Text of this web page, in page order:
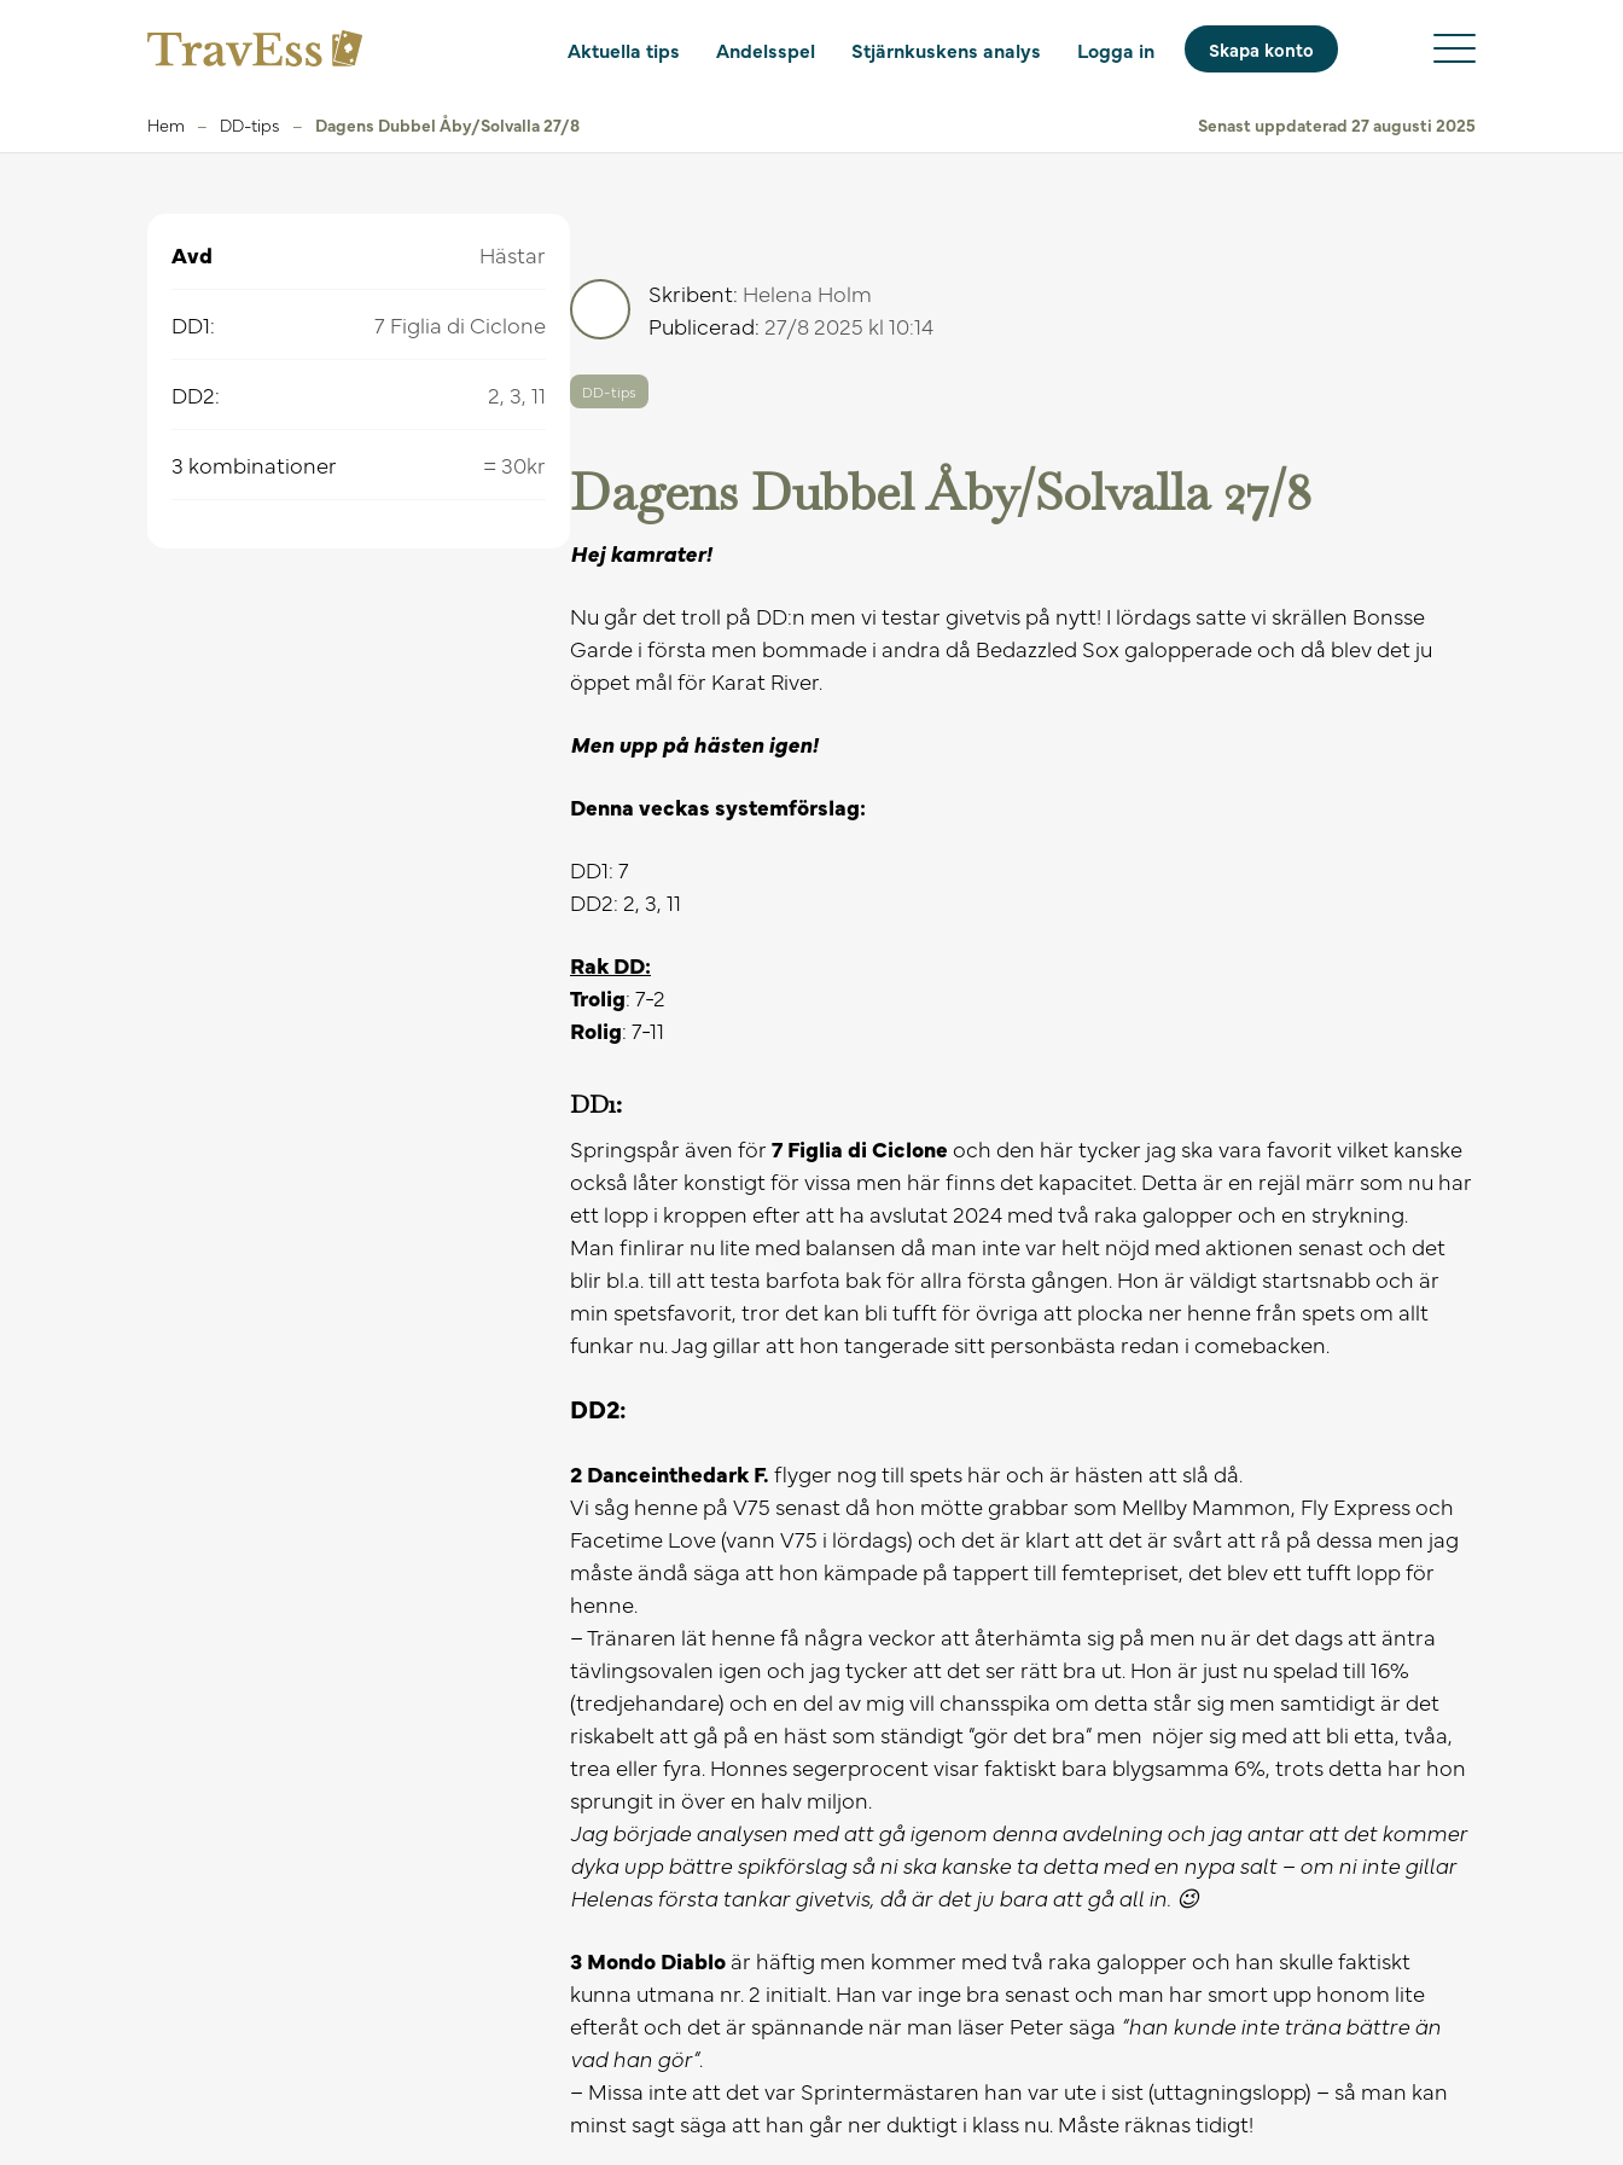
Aktuella tips Andelsspel Stjärnkuskens analys Logga in Skapa konto
Hem – DD-tips – Dagens Dubbel Åby/Solvalla 27/8 Senast uppdaterad 27 augusti 2025
Avd Hästar
DD1: 7 Figlia di Ciclone
DD2: 2, 3, 11
3 kombinationer = 30kr
Skribent: Helena Holm
Publicerad: 27/8 2025 kl 10:14
DD-tips
Dagens Dubbel Åby/Solvalla 27/8
Hej kamrater!
Nu går det troll på DD:n men vi testar givetvis på nytt! I lördags satte vi skrällen Bonsse
Garde i första men bommade i andra då Bedazzled Sox galopperade och då blev det ju
öppet mål för Karat River.
Men upp på hästen igen!
Denna veckas systemförslag:
DD1: 7
DD2: 2, 3, 11
Rak DD:
Trolig: 7-2
Rolig: 7-11
DD1:
Springspår även för 7 Figlia di Ciclone och den här tycker jag ska vara favorit vilket kanske
också låter konstigt för vissa men här finns det kapacitet. Detta är en rejäl märr som nu har
ett lopp i kroppen efter att ha avslutat 2024 med två raka galopper och en strykning.
Man finlirar nu lite med balansen då man inte var helt nöjd med aktionen senast och det
blir bl.a. till att testa barfota bak för allra första gången. Hon är väldigt startsnabb och är
min spetsfavorit, tror det kan bli tufft för övriga att plocka ner henne från spets om allt
funkar nu. Jag gillar att hon tangerade sitt personbästa redan i comebacken.
DD2:
2 Danceinthedark F. flyger nog till spets här och är hästen att slå då.
Vi såg henne på V75 senast då hon mötte grabbar som Mellby Mammon, Fly Express och
Facetime Love (vann V75 i lördags) och det är klart att det är svårt att rå på dessa men jag
måste ändå säga att hon kämpade på tappert till femtepriset, det blev ett tufft lopp för
henne.
– Tränaren lät henne få några veckor att återhämta sig på men nu är det dags att äntra
tävlingsovalen igen och jag tycker att det ser rätt bra ut. Hon är just nu spelad till 16%
(tredjehandare) och en del av mig vill chansspika om detta står sig men samtidigt är det
riskabelt att gå på en häst som ständigt ”gör det bra” men nöjer sig med att bli etta, tvåa,
trea eller fyra. Honnes segerprocent visar faktiskt bara blygsamma 6%, trots detta har hon
sprungit in över en halv miljon.
Jag började analysen med att gå igenom denna avdelning och jag antar att det kommer
dyka upp bättre spikförslag så ni ska kanske ta detta med en nypa salt – om ni inte gillar
Helenas första tankar givetvis, då är det ju bara att gå all in. 😉
3 Mondo Diablo är häftig men kommer med två raka galopper och han skulle faktiskt
kunna utmana nr. 2 initialt. Han var inge bra senast och man har smort upp honom lite
efteråt och det är spännande när man läser Peter säga ”han kunde inte träna bättre än
vad han gör”.
– Missa inte att det var Sprintermästaren han var ute i sist (uttagningslopp) – så man kan
minst sagt säga att han går ner duktigt i klass nu. Måste räknas tidigt!